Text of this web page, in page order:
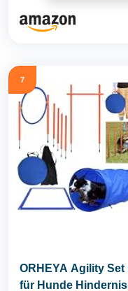
7
ORHEYA Agility
für Hunde